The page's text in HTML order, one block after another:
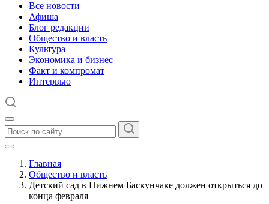
Все новости
Афиша
Блог редакции
Общество и власть
Культура
Экономика и бизнес
Факт и компромат
Интервью
Главная
Общество и власть
Детский сад в Нижнем Баскунчаке должен открыться до
конца февраля